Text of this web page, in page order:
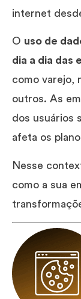
internet
O uso de
dia a dia das
como varejo,
outros. As
dos usuários
afeta os
Nesse
como a sua